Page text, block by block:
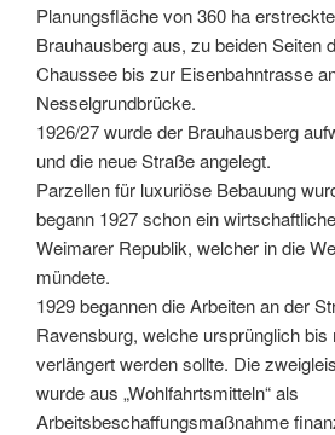
Planungsfläche von 360 ha
Brauhausberg aus, zu beiden Seiten
Chaussee bis zur Eisenbahntrasse
Nesselgrundbrücke.
1926/27 wurde der Brauhausberg
und die neue Straße angelegt.
Parzellen für luxuriöse Bebauung
begann 1927 schon ein
Weimarer Republik, welcher in die
mündete.
1929 begannen die Arbeiten an der
Ravensburg, welche ursprünglich bis
verlängert werden sollte. Die
wurde aus „Wohlfahrtsmitteln“ als
Arbeitsbeschaffungsmaßnahme